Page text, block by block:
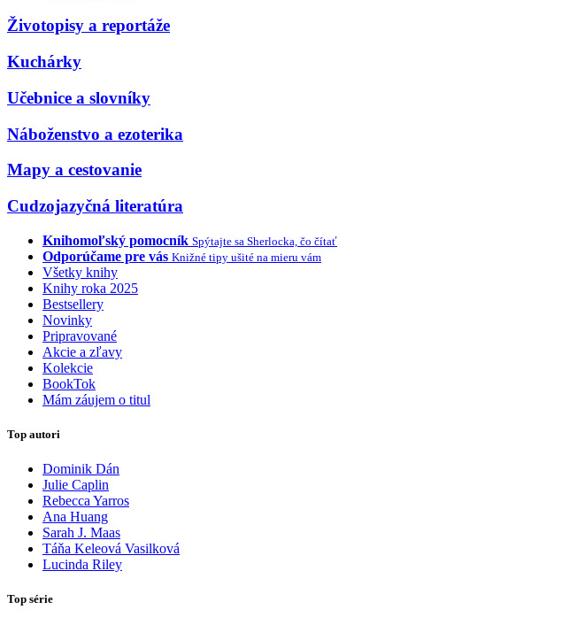
Životopisy a reportáže
Kuchárky
Učebnice a slovníky
Náboženstvo a ezoterika
Mapy a cestovanie
Cudzojazyčná literatúra
Knihomoľský pomocník Spýtajte sa Sherlocka, čo čítať
Odporúčame pre vás Knižné tipy ušité na mieru vám
Všetky knihy
Knihy roka 2025
Bestsellery
Novinky
Pripravované
Akcie a zľavy
Kolekcie
BookTok
Mám záujem o titul
Top autori
Dominik Dán
Julie Caplin
Rebecca Yarros
Ana Huang
Sarah J. Maas
Táňa Keleová Vasilková
Lucinda Riley
Top série